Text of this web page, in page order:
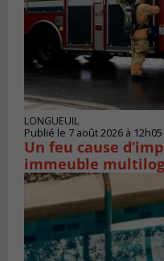
LONGUEUIL
Publié le 7 août 2026 à 12h05
Un feu cause
immeuble